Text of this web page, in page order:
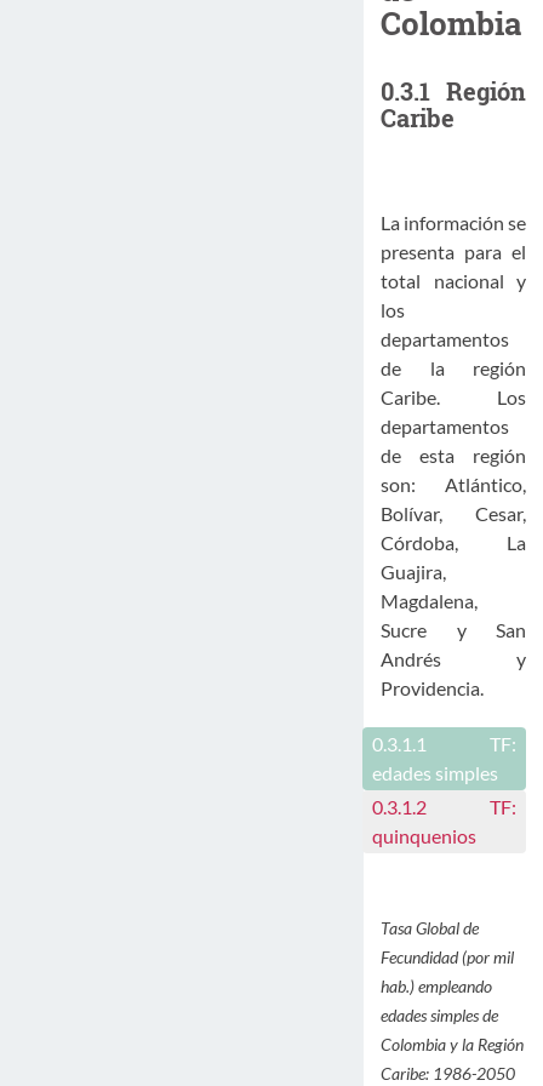
Colombia
0.3.1 Región
Caribe
La información se
presenta para el
total nacional y
los
departamentos
de la región
Caribe. Los
departamentos
de esta región
son: Atlántico,
Bolívar, Cesar,
Córdoba, La
Guajira,
Magdalena,
Sucre y San
Andrés y
Providencia.
0.3.1.1
TF:
edades simples
0.3.1.2 TF:
quinquenios
Tasa Global de
Fecundidad (por mil
hab.) empleando
edades simples de
Colombia y la Región
Caribe: 1986-2050